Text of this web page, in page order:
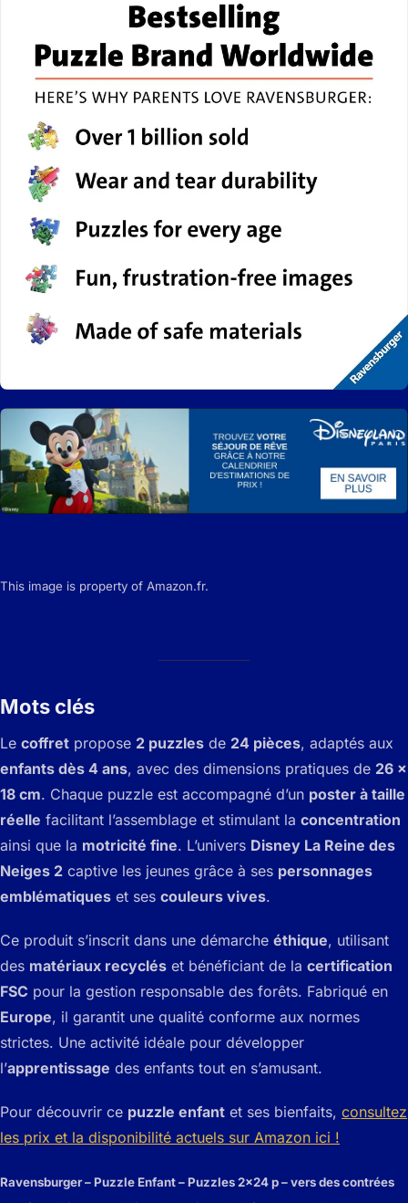
This image is property of Amazon.fr.
Mots clés
Le coffret propose 2 puzzles de 24 pièces, adaptés aux
enfants dès 4 ans, avec des dimensions pratiques de 26 x
18 cm. Chaque puzzle est accompagné d’un poster à taille
réelle facilitant l’assemblage et stimulant la concentration
ainsi que la motricité fine. L’univers Disney La Reine des
Neiges 2 captive les jeunes grâce à ses personnages
emblématiques et ses couleurs vives.
Ce produit s’inscrit dans une démarche éthique, utilisant
des matériaux recyclés et bénéficiant de la certification
FSC pour la gestion responsable des forêts. Fabriqué en
Europe, il garantit une qualité conforme aux normes
strictes. Une activité idéale pour développer
l’apprentissage des enfants tout en s’amusant.
Pour découvrir ce puzzle enfant et ses bienfaits, consultez
les prix et la disponibilité actuels sur Amazon ici !
Ravensburger – Puzzle Enfant – Puzzles 2×24 p – vers des contrées